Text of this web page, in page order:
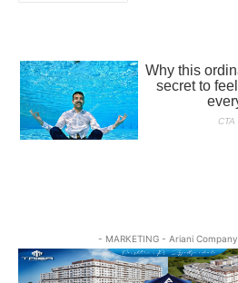
- MARKETING - Ariani Company